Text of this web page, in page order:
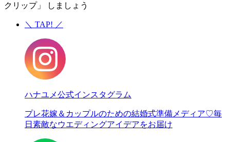
クリップ」 しましょう
＼ TAP! ／
ハナユメ公式インスタグラム
プレ花嫁＆カップルのための結婚式準備メディア♡毎
日素敵なウエディングアイデアをお届け